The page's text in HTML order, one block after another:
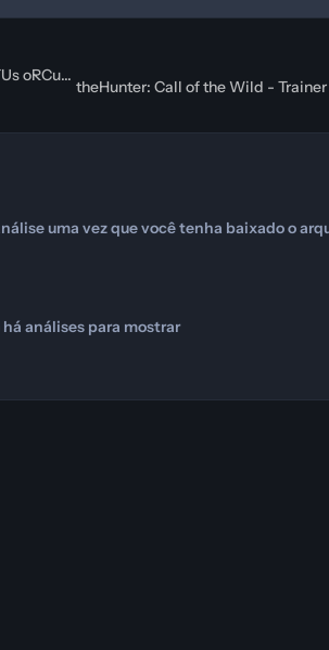
Black Mesa - Definitive Edition: Trainer +4 v02.07.2025 {iNvIcTUs oRCuS / HoG}
uma vez que você tenha baixado o
há análises para mostrar